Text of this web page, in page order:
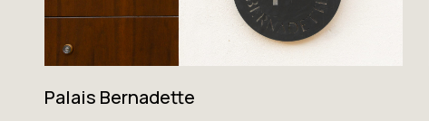
Palais Bernadette